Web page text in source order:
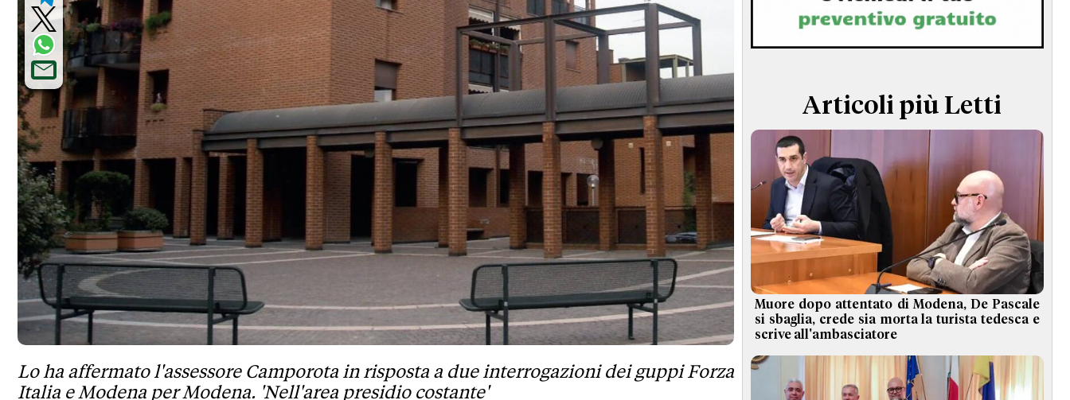
TERMINI e CONDIZIONI
Lo ha affermato l'assessore Camporota in risposta a due interrogazioni dei guppi Forza
Italia e Modena per Modena. 'Nell'area presidio costante'
Articoli più Letti
Muore dopo attentato di Modena, De Pascale
si sbaglia, crede sia morta la turista tedesca e
scrive all'ambasciatore